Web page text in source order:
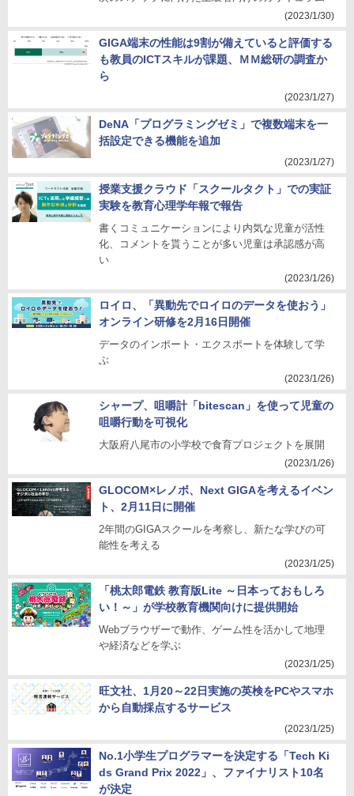
(2023/1/30)
GIGA端末の性能は9割が備えていると評価する
も教員のICTスキルが課題、ＭＭ総研の調査か
ら
(2023/1/27)
DeNA「プログラミングゼミ」で複数端末を一
括設定できる機能を追加
(2023/1/27)
授業支援クラウド「スクールタクト」での実証
実験を教育心理学年報で報告
書くコミュニケーションにより内気な児童が活性
化、コメントを貰うことが多い児童は承認感が高
い
(2023/1/26)
ロイロ、「異動先でロイロのデータを使おう」
オンライン研修を2月16日開催
データのインポート・エクスポートを体験して学
ぶ
(2023/1/26)
シャープ、咀嚼計「bitescan」を使って児童の
咀嚼行動を可視化
大阪府八尾市の小学校で食育プロジェクトを展開
(2023/1/26)
GLOCOM×レノボ、Next GIGAを考えるイベン
ト、2月11日に開催
2年間のGIGAスクールを考察し、新たな学びの可
能性を考える
(2023/1/25)
「桃太郎電鉄 教育版Lite ～日本っておもしろ
い！～」が学校教育機関向けに提供開始
Webブラウザーで動作、ゲーム性を活かして地理
や経済などを学ぶ
(2023/1/25)
旺文社、1月20～22日実施の英検をPCやスマホ
から自動採点するサービス
(2023/1/25)
No.1小学生プログラマーを決定する「Tech Ki
ds Grand Prix 2022」、ファイナリスト10名
が決定